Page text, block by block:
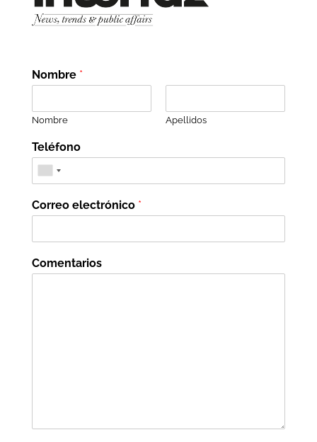
Nombre *
Nombre Apellidos
Teléfono
Correo electrónico *
Comentarios